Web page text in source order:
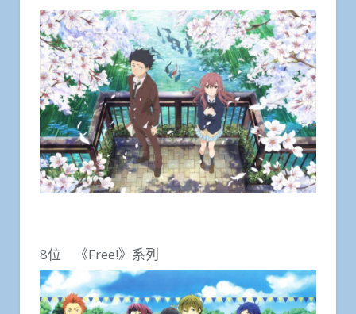
8位 《Free!》‎系列